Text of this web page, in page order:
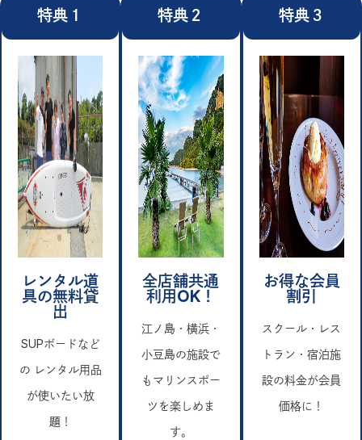
特典１
レンタル道
具の無料貸
出
SUPボードなど
の レンタル用品
が使いたい放
題！
特典２
全店舗共通
利用OK！
江ノ島・横浜・
小豆島の施設で
もマリンスポー
ツを楽しめま
す。
特典３
お得な会員
割引
スクール・レス
トラン・宿泊施
設の料金が会員
価格に！